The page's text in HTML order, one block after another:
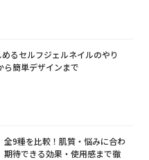
めるセルフジェルネイルのやり
ら簡単デザインまで
全9種を比較！肌質・悩みに合わ
期待できる効果・使用感まで徹